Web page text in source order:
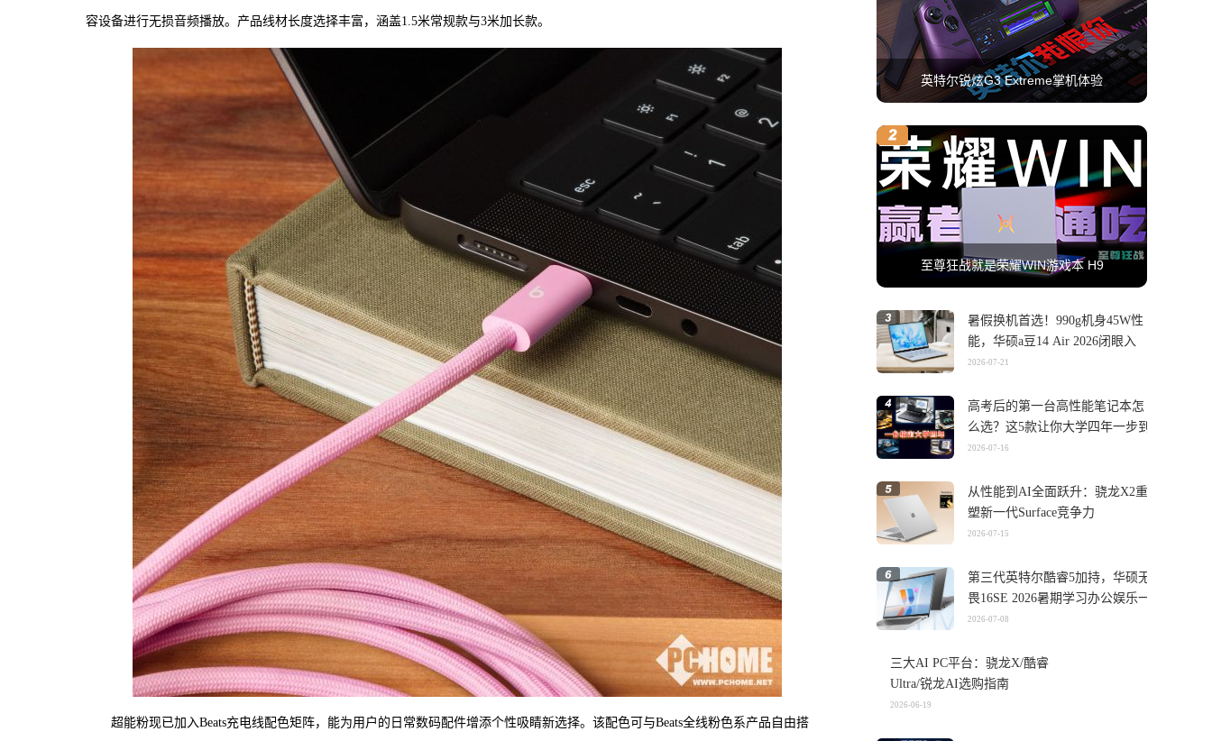
容设备进行无损音频播放。产品线材长度选择丰富，涵盖1.5米常规款与3米加长款。
超能粉现已加入Beats充电线配色矩阵，能为用户的日常数码配件增添个性吸睛新选择。该配色可与Beats全线粉色系产品自由搭
英特尔锐炫G3 Extreme掌机体验
至尊狂战就是荣耀WIN游戏本 H9
暑假换机首选！990g机身45W性
能，华硕a豆14 Air 2026闭眼入
2026-07-21
高考后的第一台高性能笔记本怎
么选？这5款让你大学四年一步到
位
2026-07-16
从性能到AI全面跃升：骁龙X2重
塑新一代Surface竞争力
2026-07-15
第三代英特尔酷睿5加持，华硕无
畏16SE 2026暑期学习办公娱乐一
机搞定
2026-07-08
三大AI PC平台：骁龙X/酷睿
Ultra/锐龙AI选购指南
2026-06-19